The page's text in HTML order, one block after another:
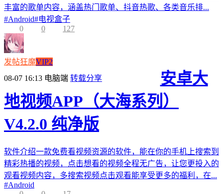
丰富的歌单内容，涵盖热门歌单、抖音热歌、各类音乐排...
#Android#电视盒子
0
0 127
发帖狂魔VIP2
08-07 16:13 电脑端 转载分享
安卓大
地视频APP（大海系列）
V4.2.0 纯净版
软件介绍一款免费看视频资源的软件，能在你的手机上搜索到
精彩热播的视频，点击想看的视频全程无广告，让您更投入的
观看视频内容，多搜索视频点击观看能享受更多的福利，在...
#Android